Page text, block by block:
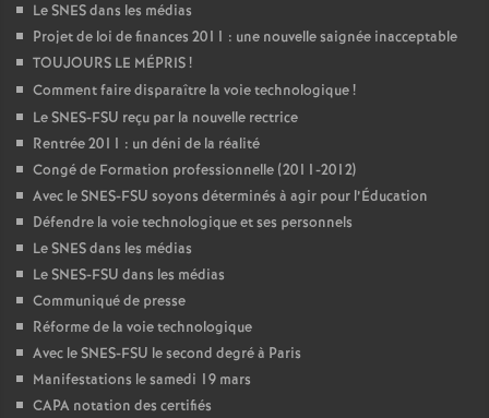
Le SNES dans les médias
Projet de loi de finances 2011 : une nouvelle saignée inacceptable
TOUJOURS LE MÉPRIS!
Comment faire disparaître la voie technologique!
Le SNES-FSU reçu par la nouvelle rectrice
Rentrée 2011 : un déni de la réalité
Congé de Formation professionnelle (2011-2012)
Avec le SNES-FSU soyons déterminés à agir pour l’Éducation
Défendre la voie technologique et ses personnels
Le SNES dans les médias
Le SNES-FSU dans les médias
Communiqué de presse
Réforme de la voie technologique
Avec le SNES-FSU le second degré à Paris
Manifestations le samedi 19 mars
CAPA notation des certifiés